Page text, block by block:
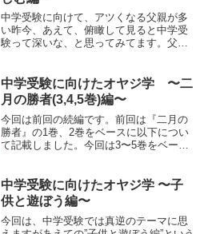
中学受験に向けて、アツくなる父親が多
い昨今、あえて、俯瞰して見ると中学受
験って深いな、と思ってみてます。父親
しれません。今回は、アツイ父親/無関心
な父親が社会人として中...
中学受験に向けたオヤジ学 〜二
月の勝者(3,4,5巻)編〜
今回は前回の続編です。前回は『二月の
勝者』の1巻、2巻をベースに以下につい
て記載しました。今回は3〜5巻をベース
うが良いんだろうなあという考察と中学
受験を終えている保護者...
中学受験に向けたオヤジ学 〜子
供と遊ぼう編〜
今回は、中学受験では真逆のテーマに思